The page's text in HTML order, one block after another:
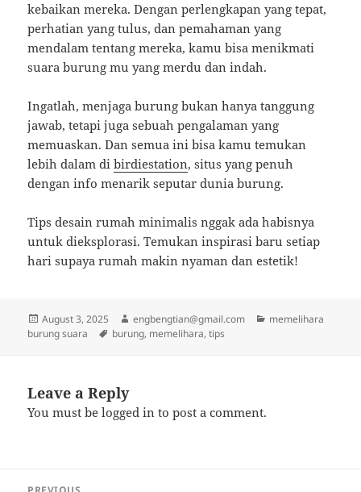
kebaikan mereka. Dengan perlengkapan yang tepat,
perhatian yang tulus, dan pemahaman yang
mendalam tentang mereka, kamu bisa menikmati
suara burung mu yang merdu dan indah.
Ingatlah, menjaga burung bukan hanya tanggung
jawab, tetapi juga sebuah pengalaman yang
memuaskan. Dan semua ini bisa kamu temukan
lebih dalam dibirdiestation, situs yang penuh
dengan info menarik seputar dunia burung.
Tips desain rumah minimalis nggak ada habisnya
untuk dieksplorasi. Temukan inspirasi baru setiap
hari supaya rumah makin nyaman dan estetik!
Posted
on
August 3, 2025 Author
engbengtian@gmail.com Categories
memelihara
burung suara
Tags
burung, memelihara,tips
Leave a Reply
You must belogged in to post a comment.